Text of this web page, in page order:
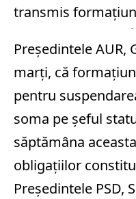
transmis
-
Preşedintele AUR,
marţi, că
pentru
soma pe şeful
săptămâna
obligaţiilor
Preşedintele PSD,